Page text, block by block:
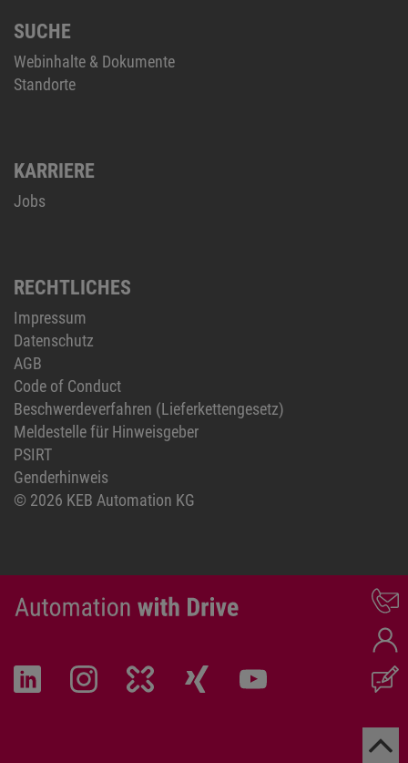
SUCHE
Webinhalte & Dokumente
Standorte
KARRIERE
Jobs
RECHTLICHES
Impressum
Datenschutz
AGB
Code of Conduct
Beschwerdeverfahren (Lieferkettengesetz)
Meldestelle für Hinweisgeber
PSIRT
Genderhinweis
© 2026 KEB Automation KG